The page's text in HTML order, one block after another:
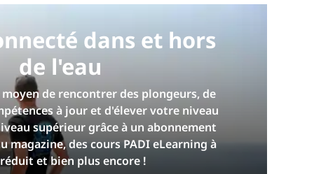
dans et hors
de l'eau
de rencontrer des plongeurs, de
à jour et d'élever votre niveau
supérieur grâce à un abonnement
magazine, des cours PADI eLearning à
et bien plus encore !